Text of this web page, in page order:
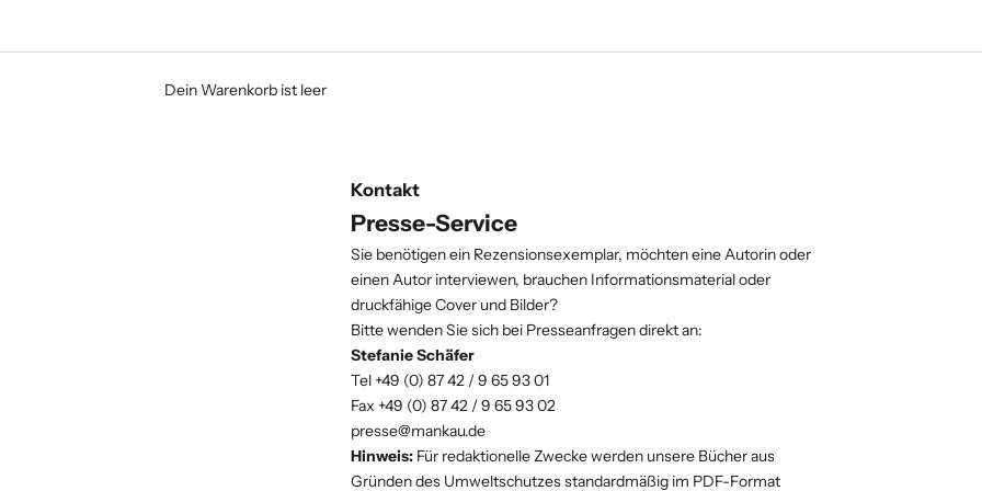
Dein Warenkorb ist leer
Kontakt
Presse-Service
Sie benötigen ein Rezensionsexemplar, möchten eine Autorin oder
einen Autor interviewen, brauchen Informationsmaterial oder
druckfähige Cover und Bilder?
Bitte wenden Sie sich bei Presseanfragen direkt an:
Stefanie Schäfer
Tel +49 (0) 87 42 / 9 65 93 01
Fax +49 (0) 87 42 / 9 65 93 02
presse@mankau.de
Hinweis: Für redaktionelle Zwecke werden unsere Bücher aus
Gründen des Umweltschutzes standardmäßig im PDF-Format